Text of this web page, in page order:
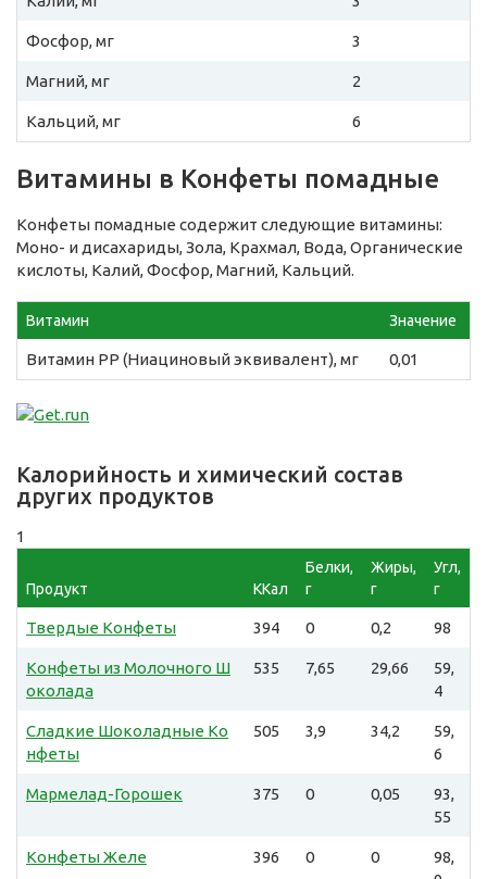
Фосфор, мг 3
Магний, мг 2
Кальций, мг 6
Витамины в Конфеты помадные
Конфеты помадные содержит следующие витамины:
Моно- и дисахариды, Зола, Крахмал, Вода, Органические
кислоты, Калий, Фосфор, Магний, Кальций.
Витамин Значение
Витамин PP (Ниациновый эквивалент), мг 0,01
Калорийность и химический состав
других продуктов
1
Продукт ККал
Белки,
г
Жиры,
г
Угл,
г
Твердые Конфеты 394 0 0,2 98
Конфеты из Молочного Ш
околада
535 7,65 29,66
59,
4
Сладкие Шоколадные Ко
нфеты
505 3,9 34,2
59,
6
Мармелад-Горошек 375 0 0,05
93,
55
Конфеты Желе 396 0 0
98,